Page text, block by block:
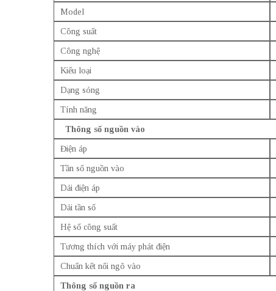
Model
Công suất
Công nghệ
Kiểu loại
Dạng sóng
Tính năng
Thông số nguồn vào
Điện áp
Tần số nguồn vào
Dải điện áp
Dải tần số
Hệ số công suất
Tương thích với máy phát điện
Chuẩn kết nối ngõ vào
Thông số nguồn ra